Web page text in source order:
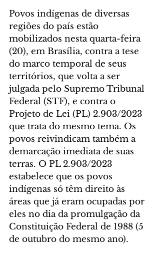
Povos indígenas de diversas
regiões do país estão
mobilizados nesta quarta-feira
(20), em Brasília, contra a tese
do marco temporal de seus
territórios, que volta a ser
julgada pelo Supremo Tribunal
Federal (STF), e contra o
Projeto de Lei (PL) 2.903/2023
que trata do mesmo tema. Os
povos reivindicam também a
demarcação imediata de suas
terras. O PL 2.903/2023
estabelece que os povos
indígenas só têm direito às
áreas que já eram ocupadas por
eles no dia da promulgação da
Constituição Federal de 1988 (5
de outubro do mesmo ano).